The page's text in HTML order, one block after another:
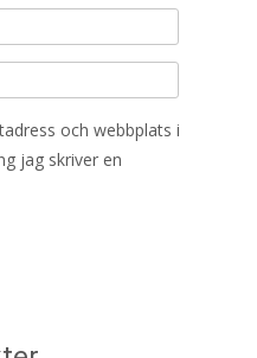
och webbplats i
jag skriver en